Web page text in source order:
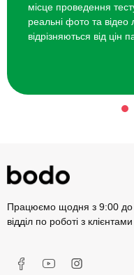
місце проведення
реальні фото та відео
відрізняються від цін
Працюємо щодня з 9:00 до
відділ по роботі з